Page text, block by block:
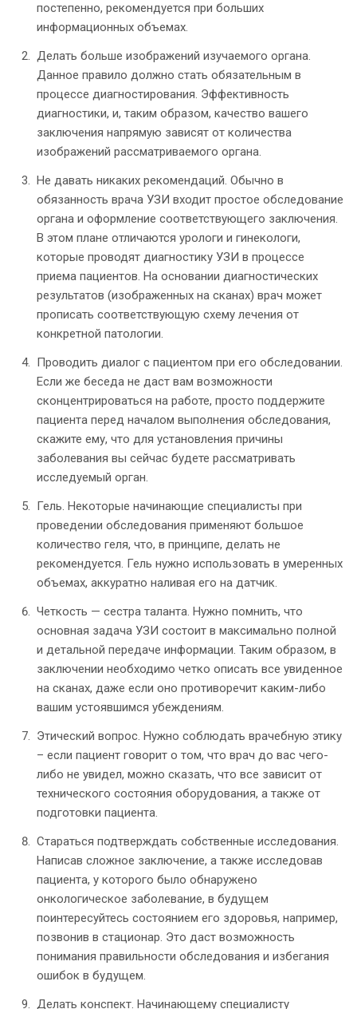
постепенно, рекомендуется при больших
информационных объемах.
Делать больше изображений изучаемого органа.
Данное правило должно стать обязательным в
процессе диагностирования. Эффективность
диагностики, и, таким образом, качество вашего
заключения напрямую зависят от количества
изображений рассматриваемого органа.
Не давать никаких рекомендаций. Обычно в
обязанность врача УЗИ входит простое обследование
органа и оформление соответствующего заключения.
В этом плане отличаются урологи и гинекологи,
которые проводят диагностику УЗИ в процессе
приема пациентов. На основании диагностических
результатов (изображенных на сканах) врач может
прописать соответствующую схему лечения от
конкретной патологии.
Проводить диалог с пациентом при его обследовании.
Если же беседа не даст вам возможности
сконцентрироваться на работе, просто поддержите
пациента перед началом выполнения обследования,
скажите ему, что для установления причины
заболевания вы сейчас будете рассматривать
исследуемый орган.
Гель. Некоторые начинающие специалисты при
проведении обследования применяют большое
количество геля, что, в принципе, делать не
рекомендуется. Гель нужно использовать в умеренных
объемах, аккуратно наливая его на датчик.
Четкость — сестра таланта. Нужно помнить, что
основная задача УЗИ состоит в максимально полной
и детальной передаче информации. Таким образом, в
заключении необходимо четко описать все увиденное
на сканах, даже если оно противоречит каким-либо
вашим устоявшимся убеждениям.
Этический вопрос. Нужно соблюдать врачебную этику
– если пациент говорит о том, что врач до вас чего-
либо не увидел, можно сказать, что все зависит от
технического состояния оборудования, а также от
подготовки пациента.
Стараться подтверждать собственные исследования.
Написав сложное заключение, а также исследовав
пациента, у которого было обнаружено
онкологическое заболевание, в будущем
поинтересуйтесь состоянием его здоровья, например,
позвонив в стационар. Это даст возможность
понимания правильности обследования и избегания
ошибок в будущем.
Делать конспект. Начинающему специалисту